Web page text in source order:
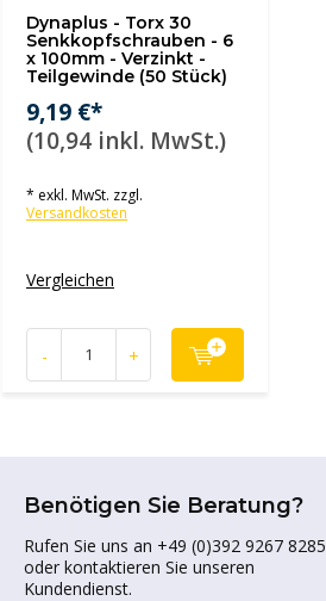
Dynaplus - Torx 30
Senkkopfschrauben - 6
x 100mm - Verzinkt -
Teilgewinde (50 Stück)
9,19 €*
(10,94 inkl. MwSt.)
* exkl. MwSt. zzgl.
Versandkosten
Vergleichen
- +
Benötigen Sie Beratung?
Rufen Sie uns an +49 (0)392 9267 8285
oder kontaktieren Sie unseren
Kundendienst.